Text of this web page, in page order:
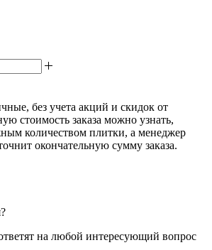
без учета акций и скидок от
стоимость заказа можно узнать,
количеством плитки, а менеджер
окончательную сумму заказа.
на любой интересующий вопрос